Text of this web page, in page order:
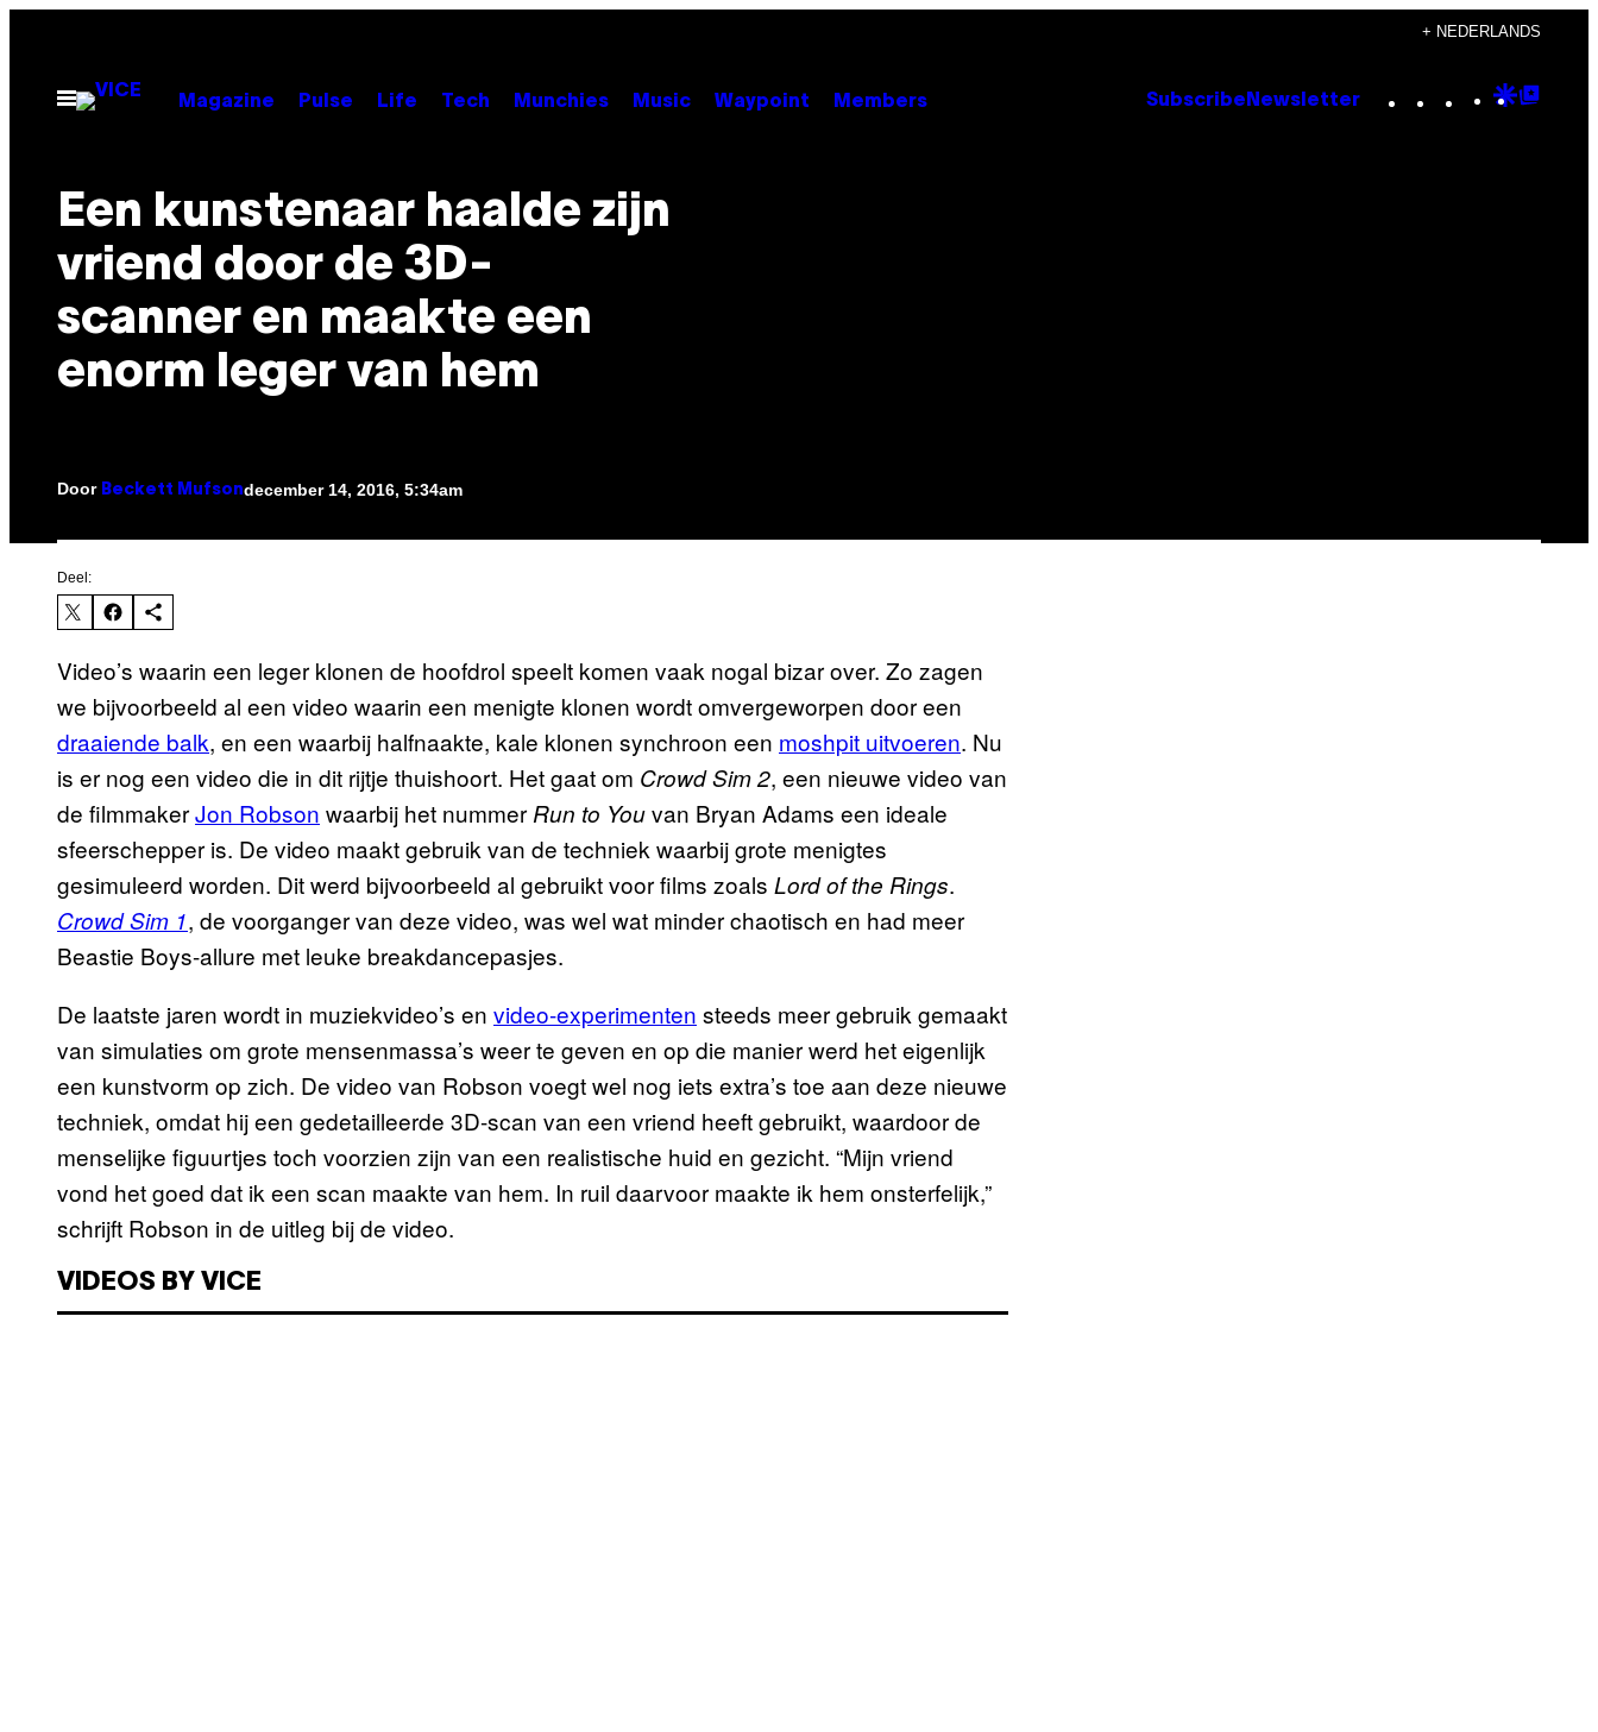
+ NEDERLANDS
Open
menu
Magazine Pulse Life Tech Munchies Music Waypoint Members Subscribe Newsletter Instagram
TikTok
YouTube
Google
Een kunstenaar haalde zijn
vriend door de 3D-
scanner en maakte een
enorm leger van hem
Door Beckett Mufsondecember 14, 2016, 5:34am
Deel:
Video’s waarin een leger klonen de hoofdrol speelt komen vaak nogal bizar over. Zo zagen
we bijvoorbeeld al een video waarin een menigte klonen wordt omvergeworpen door een
draaiende balk, en een waarbij halfnaakte, kale klonen synchroon een moshpit uitvoeren. Nu
is er nog een video die in dit rijtje thuishoort. Het gaat om Crowd Sim 2, een nieuwe video van
de filmmakerJon Robson waarbij het nummer Run to Youvan Bryan Adams een ideale
sfeerschepper is. De video maakt gebruik van de techniek waarbij grote menigtes
gesimuleerd worden. Dit werd bijvoorbeeld al gebruikt voor films zoals Lord of the Rings.
Crowd Sim 1, de voorganger van deze video, was wel wat minder chaotisch en had meer
Beastie Boys-allure met leuke breakdancepasjes.
De laatste jaren wordt in muziekvideo’s en video-experimenten steeds meer gebruik gemaakt
van simulaties om grote mensenmassa’s weer te geven en op die manier werd het eigenlijk
een kunstvorm op zich. De video van Robson voegt wel nog iets extra’s toe aan deze nieuwe
techniek, omdat hij een gedetailleerde 3D-scan van een vriend heeft gebruikt, waardoor de
menselijke figuurtjes toch voorzien zijn van een realistische huid en gezicht. “Mijn vriend
vond het goed dat ik een scan maakte van hem. In ruil daarvoor maakte ik hem onsterfelijk,”
schrijft Robson in de uitleg bij de video.
VIDEOS BY VICE